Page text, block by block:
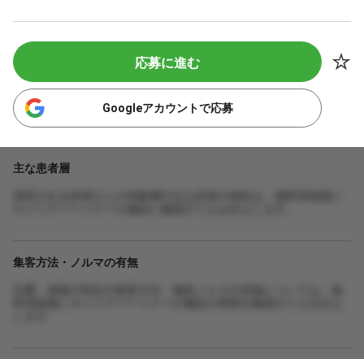
応募に進む
Googleアカウントで応募
主な患者層
集客方法・ノルマの有無